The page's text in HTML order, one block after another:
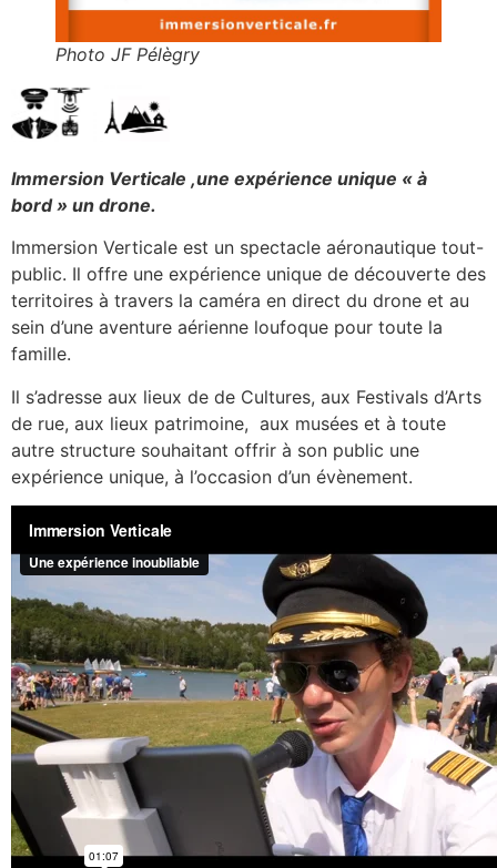
Photo JF Pélègry
Immersion Verticale ,une expérience unique « à
bord » un drone.
Immersion Verticale est un spectacle aéronautique tout-
public. Il offre une expérience unique de découverte des
territoires à travers la caméra en direct du drone et au
sein d’une aventure aérienne loufoque pour toute la
famille.
Il s’adresse aux lieux de de Cultures, aux Festivals d’Arts
de rue, aux lieux patrimoine, aux musées et à toute
autre structure souhaitant offrir à son public une
expérience unique, à l’occasion d’un évènement.